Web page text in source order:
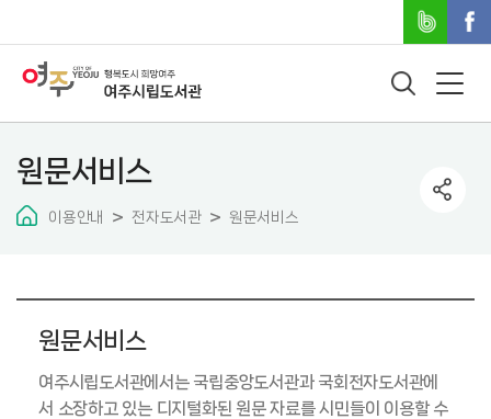
원문서비스
이용안내 전자도서관 원문서비스
원문서비스
여주시립도서관에서는 국립중앙도서관과 국회전자도서관에
서 소장하고 있는 디지털화된 원문 자료를 시민들이 이용할 수